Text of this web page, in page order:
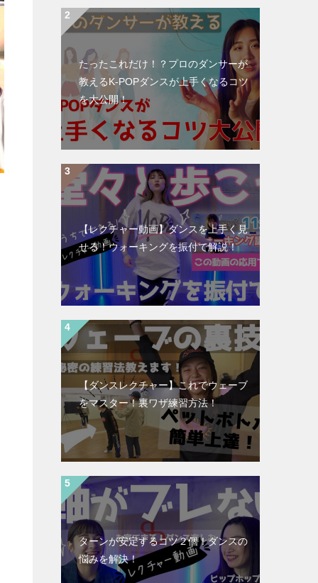
たったこれだけ！？プロのダンサーが
教えるK-POPダンスが上手くなるコツ
を大公開！
【レクチャー動画】ダンスを上手く見
せる！ウォーキングを振付で解説！
【ダンスレクチャー】これでウェーブ
をマスター！裏ワザ練習方法！
ターンが安定するコツ２個！ダンスの
悩みを解決！